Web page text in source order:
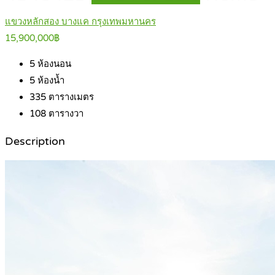
แขวงหลักสอง บางแค กรุงเทพมหานคร
15,900,000฿
5 ห้องนอน
5 ห้องน้ำ
335 ตารางเมตร
108 ตารางวา
Description